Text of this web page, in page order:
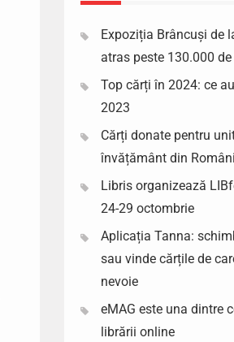
Expoziția Brâncuși de
atras peste 130.000
Top cărți în 2024: ce
2023
Cărți donate pentru
învățământ din
Libris organizează
24-29 octombrie
Aplicația Tanna:
sau vinde cărțile de
nevoie
eMAG este una dintre
librării online